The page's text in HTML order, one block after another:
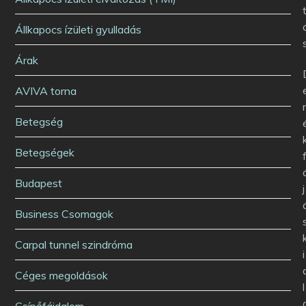
Állkapocs ízületi gyulladás
Árak
AVIVA torna
Betegség
Betegségek
Budapest
Business Csomagok
Carpal tunnel szindróma
Céges megoldások
r
j
i
l